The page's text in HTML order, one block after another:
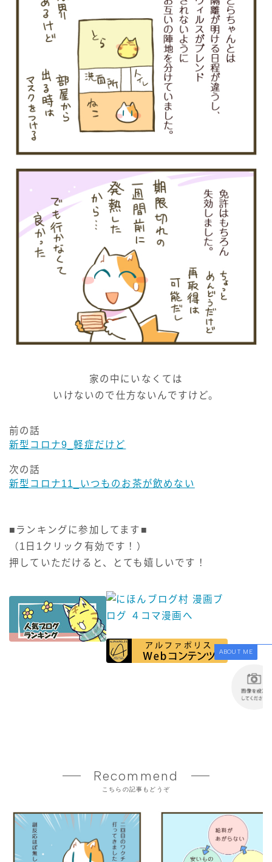
家の中にいなくては
いけないので仕方ないんですけど。
前の話
新型コロナ9_軽症だけど
次の話
新型コロナ11_いつものお茶が飲めない
■ランキングに参加してます■
（1日1クリック有効です！）
押していただけると、とても嬉しいです！
ABOUT ME
Recommend
こちらの記事もどうぞ